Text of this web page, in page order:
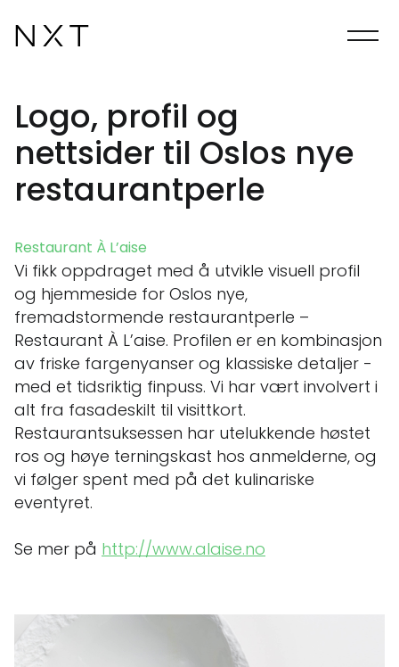
Logo, profil og
nettsider til Oslos nye
restaurantperle
Restaurant À L’aise
Vi fikk oppdraget med å utvikle visuell profil
og hjemmeside for Oslos nye,
fremadstormende restaurantperle –
Restaurant À L’aise. Profilen er en kombinasjon
av friske fargenyanser og klassiske detaljer -
med et tidsriktig finpuss. Vi har vært involvert i
alt fra fasadeskilt til visittkort.
Restaurantsuksessen har utelukkende høstet
ros og høye terningskast hos anmelderne, og
vi følger spent med på det kulinariske
eventyret.
Se mer på http://www.alaise.no